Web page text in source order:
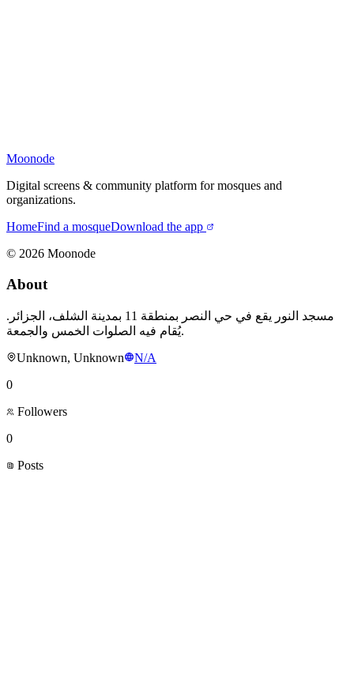
Moonode
Digital screens & community platform for mosques and
organizations.
HomeFind a mosqueDownload the app
© 2026 Moonode
About
مسجد النور يقع في حي النصر بمنطقة 11 بمدينة الشلف، الجزائر.
يُقام فيه الصلوات الخمس والجمعة.
Unknown, Unknown
N/A
0
Followers
0
Posts